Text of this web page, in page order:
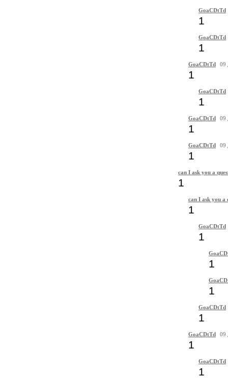
GoaCDtTd
1
GoaCDtTd
1
GoaCDtTd 09
1
GoaCDtTd
1
GoaCDtTd 09
1
GoaCDtTd 09
1
can I ask you a
1
can I ask you a
1
GoaCDtTd
1
1
1
GoaCDtTd
1
GoaCDtTd 09
1
GoaCDtTd
1